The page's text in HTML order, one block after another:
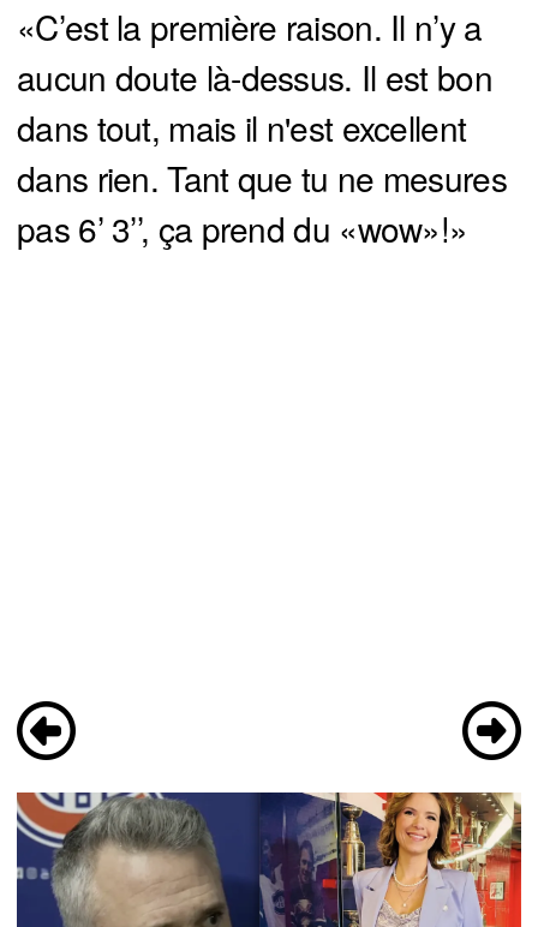
«C’est la première raison. Il n’y a
aucun doute là-dessus. Il est bon
dans tout, mais il n'est excellent
dans rien. Tant que tu ne mesures
pas 6’ 3’’, ça prend du «wow»!»